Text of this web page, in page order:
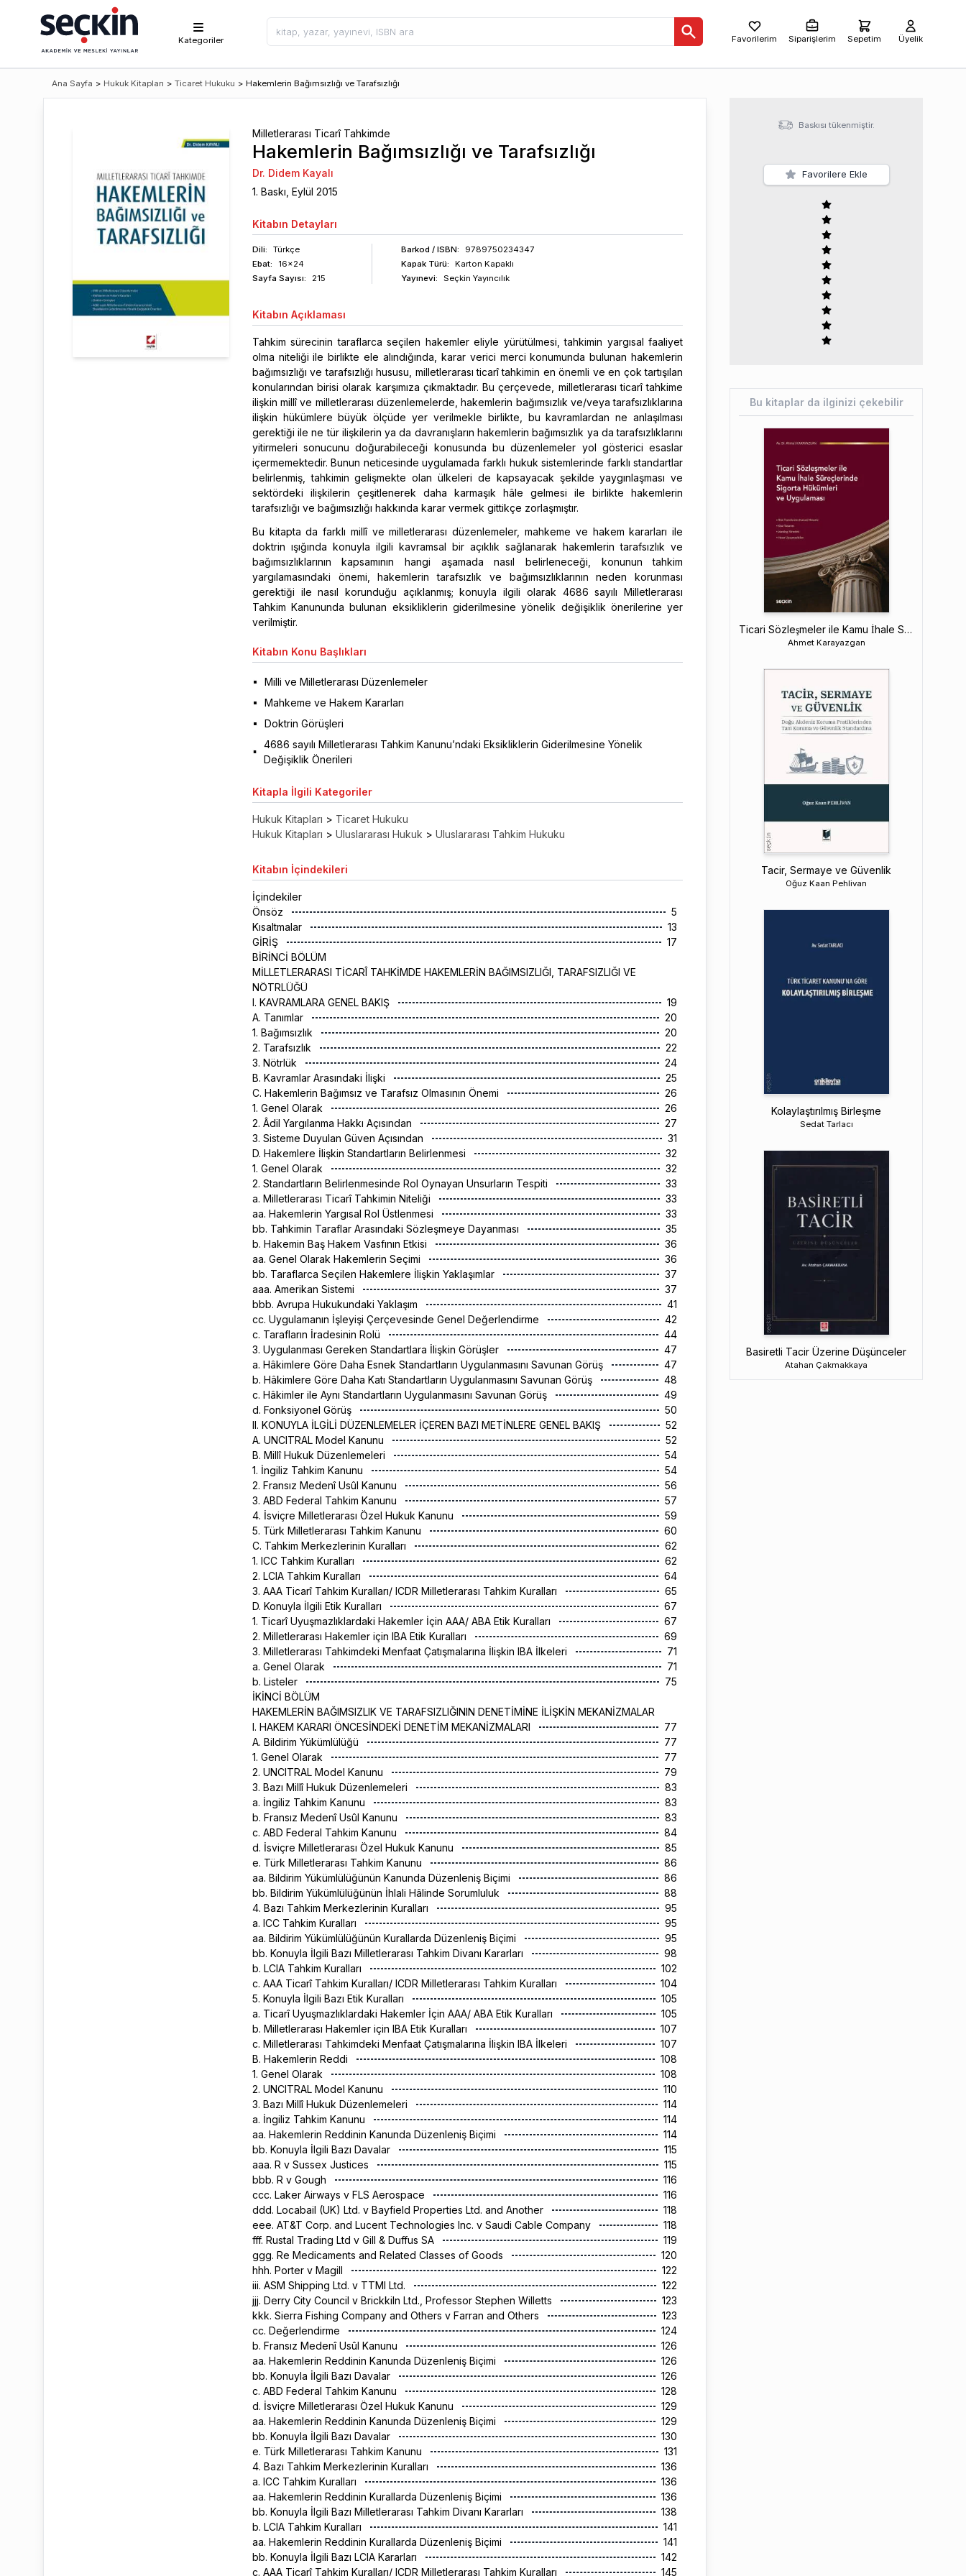
Kategoriler Favorilerim Siparişlerim Sepetim Üyelik
Ana Sayfa > Hukuk Kitapları > Ticaret Hukuku > Hakemlerin Bağımsızlığı ve Tarafsızlığı
Milletlerarası Ticarî Tahkimde
Hakemlerin Bağımsızlığı ve Tarafsızlığı
Dr. Didem Kayalı
1. Baskı, Eylül 2015
Kitabın Detayları
Dili:
Türkçe
Ebat:
16x24
Sayfa Sayısı: 215
Barkod / ISBN:
9789750234347
Kapak Türü:
Karton Kapaklı
Yayınevi:
Seçkin Yayıncılık
Kitabın Açıklaması
Tahkim sürecinin taraflarca seçilen hakemler eliyle yürütülmesi, tahkimin yargısal faaliyet
olma niteliği ile birlikte ele alındığında, karar verici merci konumunda bulunan hakemlerin
bağımsızlığı ve tarafsızlığı hususu, milletlerarası ticarî tahkimin en önemli ve en çok tartışılan
konularından birisi olarak karşımıza çıkmaktadır. Bu çerçevede, milletlerarası ticarî tahkime
ilişkin millî ve milletlerarası düzenlemelerde, hakemlerin bağımsızlık ve/veya tarafsızlıklarına
ilişkin hükümlere büyük ölçüde yer verilmekle birlikte, bu kavramlardan ne anlaşılması
gerektiği ile ne tür ilişkilerin ya da davranışların hakemlerin bağımsızlık ya da tarafsızlıklarını
yitirmeleri sonucunu doğurabileceği konusunda bu düzenlemeler yol gösterici esaslar
içermemektedir. Bunun neticesinde uygulamada farklı hukuk sistemlerinde farklı standartlar
belirlenmiş, tahkimin gelişmekte olan ülkeleri de kapsayacak şekilde yaygınlaşması ve
sektördeki ilişkilerin çeşitlenerek daha karmaşık hâle gelmesi ile birlikte hakemlerin
tarafsızlığı ve bağımsızlığı hakkında karar vermek gittikçe zorlaşmıştır.
Bu kitapta da farklı millî ve milletlerarası düzenlemeler, mahkeme ve hakem kararları ile
doktrin ışığında konuyla ilgili kavramsal bir açıklık sağlanarak hakemlerin tarafsızlık ve
bağımsızlıklarının kapsamının hangi aşamada nasıl belirleneceği, konunun tahkim
yargılamasındaki önemi, hakemlerin tarafsızlık ve bağımsızlıklarının neden korunması
gerektiği ile nasıl korunduğu açıklanmış; konuyla ilgili olarak 4686 sayılı Milletlerarası
Tahkim Kanununda bulunan eksikliklerin giderilmesine yönelik değişiklik önerilerine yer
verilmiştir.
Kitabın Konu Başlıkları
Milli ve Milletlerarası Düzenlemeler
Mahkeme ve Hakem Kararları
Doktrin Görüşleri
4686 sayılı Milletlerarası Tahkim Kanunu’ndaki Eksikliklerin Giderilmesine Yönelik
Değişiklik Önerileri
Kitapla İlgili Kategoriler
Hukuk Kitapları > Ticaret Hukuku
Hukuk Kitapları > Uluslararası Hukuk > Uluslararası Tahkim Hukuku
Kitabın İçindekileri
İçindekiler
Önsöz
5
Kısaltmalar
13
GİRİŞ
17
BİRİNCİ BÖLÜM
MİLLETLERARASI TİCARÎ TAHKİMDE HAKEMLERİN BAĞIMSIZLIĞI, TARAFSIZLIĞI VE
NÖTRLÜĞÜ
I. KAVRAMLARA GENEL BAKIŞ
19
A. Tanımlar
20
1. Bağımsızlık
20
2. Tarafsızlık
22
3. Nötrlük
24
B. Kavramlar Arasındaki İlişki
25
C. Hakemlerin Bağımsız ve Tarafsız Olmasının Önemi
26
1. Genel Olarak
26
2. Âdil Yargılanma Hakkı Açısından
27
3. Sisteme Duyulan Güven Açısından
31
D. Hakemlere İlişkin Standartların Belirlenmesi
32
1. Genel Olarak
32
2. Standartların Belirlenmesinde Rol Oynayan Unsurların Tespiti
33
a. Milletlerarası Ticarî Tahkimin Niteliği
33
aa. Hakemlerin Yargısal Rol Üstlenmesi
33
bb. Tahkimin Taraflar Arasındaki Sözleşmeye Dayanması
35
b. Hakemin Baş Hakem Vasfının Etkisi
36
aa. Genel Olarak Hakemlerin Seçimi
36
bb. Taraflarca Seçilen Hakemlere İlişkin Yaklaşımlar
37
aaa. Amerikan Sistemi
37
bbb. Avrupa Hukukundaki Yaklaşım
41
cc. Uygulamanın İşleyişi Çerçevesinde Genel Değerlendirme
42
c. Tarafların İradesinin Rolü
44
3. Uygulanması Gereken Standartlara İlişkin Görüşler
47
a. Hâkimlere Göre Daha Esnek Standartların Uygulanmasını Savunan Görüş
47
b. Hâkimlere Göre Daha Katı Standartların Uygulanmasını Savunan Görüş
48
c. Hâkimler ile Aynı Standartların Uygulanmasını Savunan Görüş
49
d. Fonksiyonel Görüş
50
II. KONUYLA İLGİLİ DÜZENLEMELER İÇEREN BAZI METİNLERE GENEL BAKIŞ
52
A. UNCITRAL Model Kanunu
52
B. Millî Hukuk Düzenlemeleri
54
1. İngiliz Tahkim Kanunu
54
2. Fransız Medenî Usûl Kanunu
56
3. ABD Federal Tahkim Kanunu
57
4. İsviçre Milletlerarası Özel Hukuk Kanunu
59
5. Türk Milletlerarası Tahkim Kanunu
60
C. Tahkim Merkezlerinin Kuralları
62
1. ICC Tahkim Kuralları
62
2. LCIA Tahkim Kuralları
64
3. AAA Ticarî Tahkim Kuralları/ ICDR Milletlerarası Tahkim Kuralları
65
D. Konuyla İlgili Etik Kuralları
67
1. Ticarî Uyuşmazlıklardaki Hakemler İçin AAA/ ABA Etik Kuralları
67
2. Milletlerarası Hakemler için IBA Etik Kuralları
69
3. Milletlerarası Tahkimdeki Menfaat Çatışmalarına İlişkin IBA İlkeleri
71
a. Genel Olarak
71
b. Listeler
75
İKİNCİ BÖLÜM
HAKEMLERİN BAĞIMSIZLIK VE TARAFSIZLIĞININ DENETİMİNE İLİŞKİN MEKANİZMALAR
I. HAKEM KARARI ÖNCESİNDEKİ DENETİM MEKANİZMALARI
77
A. Bildirim Yükümlülüğü
77
1. Genel Olarak
77
2. UNCITRAL Model Kanunu
79
3. Bazı Millî Hukuk Düzenlemeleri
83
a. İngiliz Tahkim Kanunu
83
b. Fransız Medenî Usûl Kanunu
83
c. ABD Federal Tahkim Kanunu
84
d. İsviçre Milletlerarası Özel Hukuk Kanunu
85
e. Türk Milletlerarası Tahkim Kanunu
86
aa. Bildirim Yükümlülüğünün Kanunda Düzenleniş Biçimi
86
bb. Bildirim Yükümlülüğünün İhlali Hâlinde Sorumluluk
88
4. Bazı Tahkim Merkezlerinin Kuralları
95
a. ICC Tahkim Kuralları
95
aa. Bildirim Yükümlülüğünün Kurallarda Düzenleniş Biçimi
95
bb. Konuyla İlgili Bazı Milletlerarası Tahkim Divanı Kararları
98
b. LCIA Tahkim Kuralları
102
c. AAA Ticarî Tahkim Kuralları/ ICDR Milletlerarası Tahkim Kuralları
104
5. Konuyla İlgili Bazı Etik Kuralları
105
a. Ticarî Uyuşmazlıklardaki Hakemler İçin AAA/ ABA Etik Kuralları
105
b. Milletlerarası Hakemler için IBA Etik Kuralları
107
c. Milletlerarası Tahkimdeki Menfaat Çatışmalarına İlişkin IBA İlkeleri
107
B. Hakemlerin Reddi
108
1. Genel Olarak
108
2. UNCITRAL Model Kanunu
110
3. Bazı Millî Hukuk Düzenlemeleri
114
a. İngiliz Tahkim Kanunu
114
aa. Hakemlerin Reddinin Kanunda Düzenleniş Biçimi
114
bb. Konuyla İlgili Bazı Davalar
115
aaa. R v Sussex Justices
115
bbb. R v Gough
116
ccc. Laker Airways v FLS Aerospace
116
ddd. Locabail (UK) Ltd. v Bayfield Properties Ltd. and Another
118
eee. AT&T Corp. and Lucent Technologies Inc. v Saudi Cable Company
118
fff. Rustal Trading Ltd v Gill & Duffus SA
119
ggg. Re Medicaments and Related Classes of Goods
120
hhh. Porter v Magill
122
iii. ASM Shipping Ltd. v TTMI Ltd.
122
jjj. Derry City Council v Brickkiln Ltd., Professor Stephen Willetts
123
kkk. Sierra Fishing Company and Others v Farran and Others
123
cc. Değerlendirme
124
b. Fransız Medenî Usûl Kanunu
126
aa. Hakemlerin Reddinin Kanunda Düzenleniş Biçimi
126
bb. Konuyla İlgili Bazı Davalar
126
c. ABD Federal Tahkim Kanunu
128
d. İsviçre Milletlerarası Özel Hukuk Kanunu
129
aa. Hakemlerin Reddinin Kanunda Düzenleniş Biçimi
129
bb. Konuyla İlgili Bazı Davalar
130
e. Türk Milletlerarası Tahkim Kanunu
131
4. Bazı Tahkim Merkezlerinin Kuralları
136
a. ICC Tahkim Kuralları
136
aa. Hakemlerin Reddinin Kurallarda Düzenleniş Biçimi
136
bb. Konuyla İlgili Bazı Milletlerarası Tahkim Divanı Kararları
138
b. LCIA Tahkim Kuralları
141
aa. Hakemlerin Reddinin Kurallarda Düzenleniş Biçimi
141
bb. Konuyla İlgili Bazı LCIA Kararları
142
c. AAA Ticarî Tahkim Kuralları/ ICDR Milletlerarası Tahkim Kuralları
145
Baskısı tükenmiştir.
Favorilere Ekle
Bu kitaplar da ilginizi çekebilir
Ticari Sözleşmeler ile Kamu İhale Süreçlerinde Sigorta Hükümleri ve Uygulaması
Ahmet Karayazgan
Tacir, Sermaye ve Güvenlik
Oğuz Kaan Pehlivan
Kolaylaştırılmış Birleşme
Sedat Tarlacı
Basiretli Tacir Üzerine Düşünceler
Atahan Çakmakkaya